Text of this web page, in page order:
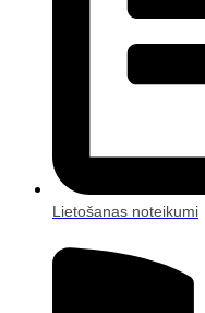
Lietošanas noteikumi